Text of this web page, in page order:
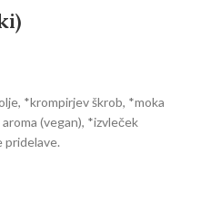
*krompirjev škrob, *moka
(vegan), *izvleček
pridelave.